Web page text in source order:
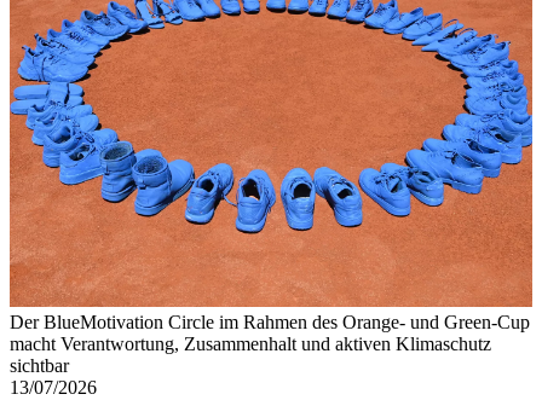
Der BlueMotivation Circle im Rahmen des Orange- und Green-Cup
macht Verantwortung, Zusammenhalt und aktiven Klimaschutz
sichtbar
13/07/2026